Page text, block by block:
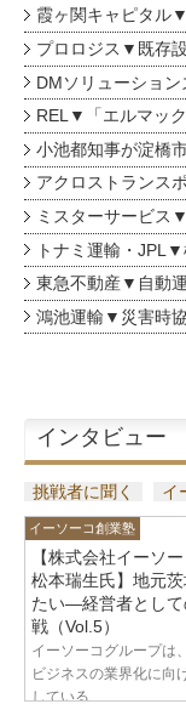
霞ヶ関キャピタル
プロロジス▼既存
DMソリューショ
REL▼「エルマッ
小池都知事が淀橋
アクロストランス
ミスターサービス
トナミ運輸・
東急不動産▼自動
鴻池運輸▼災害時
インタビュー
挑戦者に聞く イ
イーソーコ創業塾
【株式会社イーソ
松本瑞生氏】地元
たい—経営者とし
戦（Vol.5）
イーソーコグループは
ビジネスの業界化に向
している...